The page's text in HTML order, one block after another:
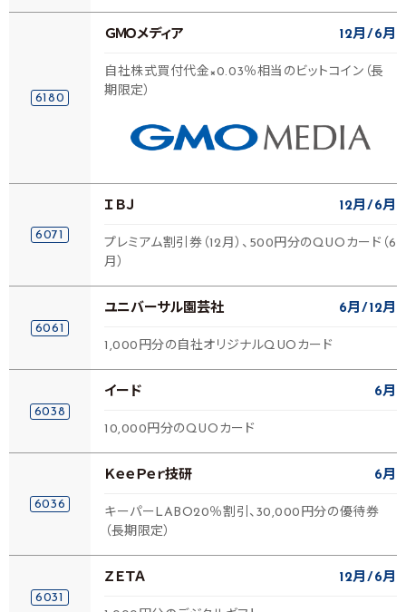
6180
ＧＭＯメディア 12月 6月
自社株式買付代金×0.03％相当のビットコイン（長
期限定）
6071
ＩＢＪ 12月 6月
プレミアム割引券（12月）、500円分のQUOカード（6
月）
6061
ユニバーサル園芸社 6月 12月
1,000円分の自社オリジナルQUOカード
6038
イード 6月
10,000円分のQUOカード
6036
ＫｅｅＰｅｒ技研 6月
キーパーLABO20％割引、30,000円分の優待券
（長期限定）
6031
ＺＥＴＡ 12月 6月